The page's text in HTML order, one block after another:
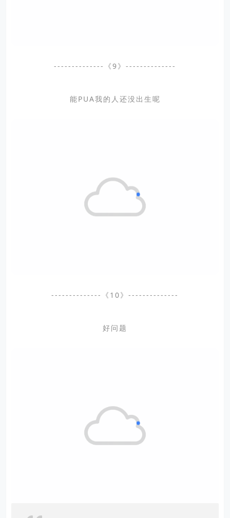
--------------《9》--------------
能PUA我的人还没出生呢
--------------《10》--------------
好问题